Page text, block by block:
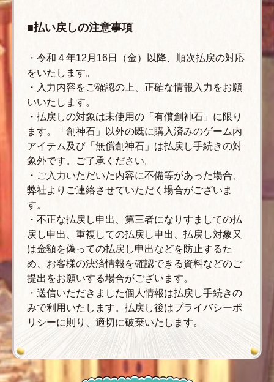
■払い戻しの注意事項
・令和４年12月16日（金）以降、順次払戻の対応
をいたします。
・入力内容をご確認の上、正確な情報入力をお願
いいたします。
・払戻しの対象は未使用の「有償創神石」に限り
ます。「創神石」以外の既に購入済みのゲーム内
アイテム及び「無償創神石」は払戻し手続きの対
象外です。ご了承ください。
・ご入力いただいた内容に不備等があった場合、
弊社よりご連絡させていただく場合がございま
す。
・不正な払戻し申出、第三者になりすましての払
戻し申出、重複しての払戻し申出、払戻し対象又
は金額を偽っての払戻し申出などを防止するた
め、お客様の決済情報を確認できる資料などのご
提出をお願いする場合がございます。
・送信いただきました個人情報は払戻し手続きの
みで利用いたします。払戻し後はプライバシーポ
リシーに則り、適切に破棄いたします。